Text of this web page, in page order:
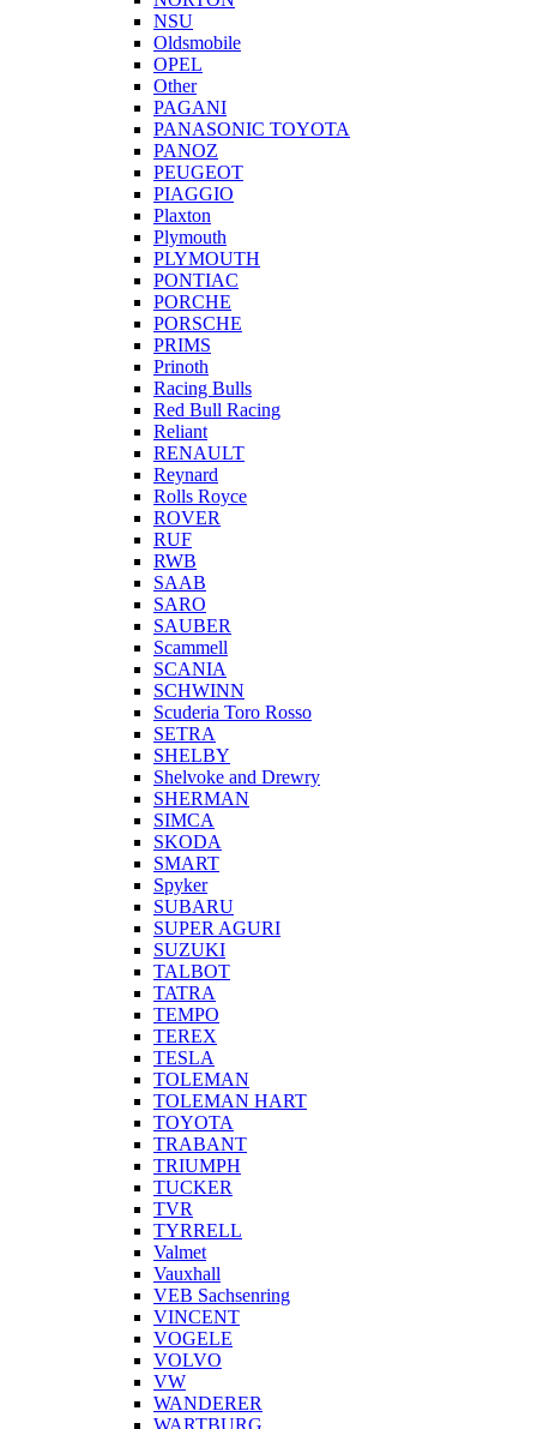
NSU
Oldsmobile
OPEL
Other
PAGANI
PANASONIC TOYOTA
PANOZ
PEUGEOT
PIAGGIO
Plaxton
Plymouth
PLYMOUTH
PONTIAC
PORCHE
PORSCHE
PRIMS
Prinoth
Racing Bulls
Red Bull Racing
Reliant
RENAULT
Reynard
Rolls Royce
ROVER
RUF
RWB
SAAB
SARO
SAUBER
Scammell
SCANIA
SCHWINN
Scuderia Toro Rosso
SETRA
SHELBY
Shelvoke and Drewry
SHERMAN
SIMCA
SKODA
SMART
Spyker
SUBARU
SUPER AGURI
SUZUKI
TALBOT
TATRA
TEMPO
TEREX
TESLA
TOLEMAN
TOLEMAN HART
TOYOTA
TRABANT
TRIUMPH
TUCKER
TVR
TYRRELL
Valmet
Vauxhall
VEB Sachsenring
VINCENT
VOGELE
VOLVO
VW
WANDERER